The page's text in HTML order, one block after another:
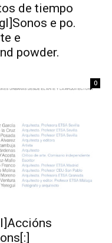
de tiempo
e po.
e
powder.
0